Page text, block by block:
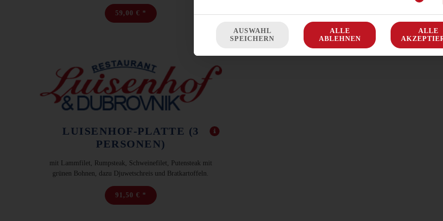
59,00 € * 88,50 € *
LUISENHOF-PLATTE (3
PERSONEN)
mit Lammfilet, Rumpsteak, Schweinefilet, Putensteak mit
grünen Bohnen, dazu Djuwetschreis und Bratkartoffeln.
91,50 € *
AUSWAHL
SPEICHERN
ALLE
ABLEHNEN
ALLE